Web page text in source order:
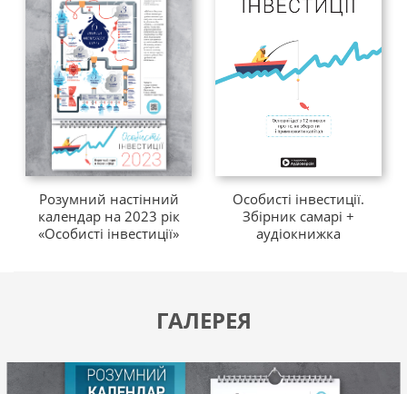
Комплект «Особисті інвестиції» — це:
Розумний настінний календар на 2023 рік
кожному розвороті якого — інфографіка, візуальний
формат якої допоможе швидко й ефективно розібратися
в основах особистого інвестування.
Ви розглядаєте інфографіку, знову і знову
1. Як припинити втрачати гроші?
Розумний настінний
календар на 2023 рік
«Особисті інвестиції»
Особисті інвестиції.
Збірник самарі +
аудіокнижка
ГАЛЕРЕЯ